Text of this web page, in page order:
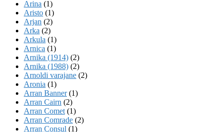
Arina (1)
Aristo (1)
Arjan (2)
Arka (2)
Arkula (1)
Arnica (1)
Arnika (1914) (2)
Arnika (1988) (2)
Arnoldi varajane (2)
Aronia (1)
Arran Banner(1)
Arran Cairn (2)
Arran Comet (1)
Arran Comrade (2)
Arran Consul (1)